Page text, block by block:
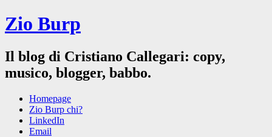
Zio Burp
Il blog di Cristiano Callegari: copy,
musico, blogger, babbo.
Homepage
Zio Burp chi?
LinkedIn
Email